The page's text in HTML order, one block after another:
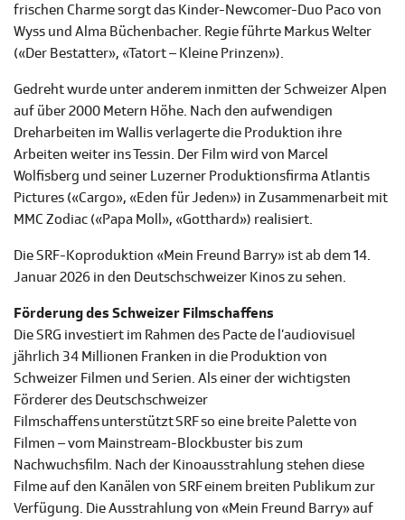
frischen Charme sorgt das Kinder-Newcomer-Duo Paco von
Wyss und Alma Büchenbacher. Regie führte Markus Welter
(«Der Bestatter», «Tatort – Kleine Prinzen»).
Gedreht wurde unter anderem inmitten der Schweizer Alpen
auf über 2000 Metern Höhe. Nach den aufwendigen
Dreharbeiten im Wallis verlagerte die Produktion ihre
Arbeiten weiter ins Tessin. Der Film wird von Marcel
Wolfisberg und seiner Luzerner Produktionsfirma Atlantis
Pictures («Cargo», «Eden für Jeden») in Zusammenarbeit mit
MMC Zodiac («Papa Moll», «Gotthard») realisiert.
Die SRF-Koproduktion «Mein Freund Barry» ist ab dem 14.
Januar 2026 in den Deutschschweizer Kinos zu sehen.
Förderung des Schweizer Filmschaffens
Die SRG investiert im Rahmen des Pacte de l’audiovisuel
jährlich 34 Millionen Franken in die Produktion von
Schweizer Filmen und Serien. Als einer der wichtigsten
Förderer des Deutschschweizer
Filmschaffens unterstützt SRF so eine breite Palette von
Filmen – vom Mainstream-Blockbuster bis zum
Nachwuchsfilm. Nach der Kinoausstrahlung stehen diese
Filme auf den Kanälen von SRF einem breiten Publikum zur
Verfügung. Die Ausstrahlung von «Mein Freund Barry» auf